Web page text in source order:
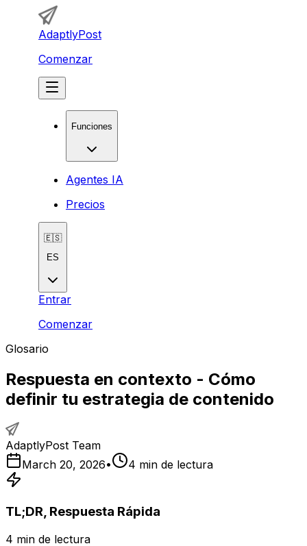
AdaptlyPost
Comenzar
Funciones
Agentes IA
Precios
🇪🇸
ES
Entrar
Comenzar
Glosario
Respuesta en contexto - Cómo
definir tu estrategia de contenido
AdaptlyPost Team
March 20, 2026• 4 min de lectura
TL;DR, Respuesta Rápida
4 min de lectura